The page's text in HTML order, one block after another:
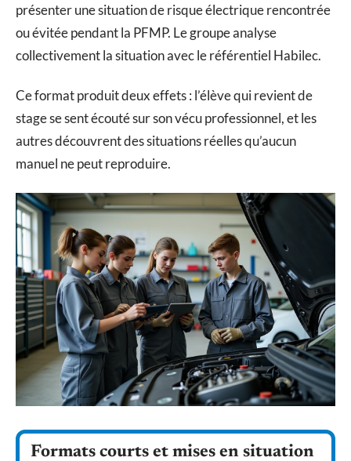
présenter une situation de risque électrique rencontrée
ou évitée pendant la PFMP. Le groupe analyse
collectivement la situation avec le référentiel Habilec.
Ce format produit deux effets : l’élève qui revient de
stage se sent écouté sur son vécu professionnel, et les
autres découvrent des situations réelles qu’aucun
manuel ne peut reproduire.
Formats courts et mises en situation